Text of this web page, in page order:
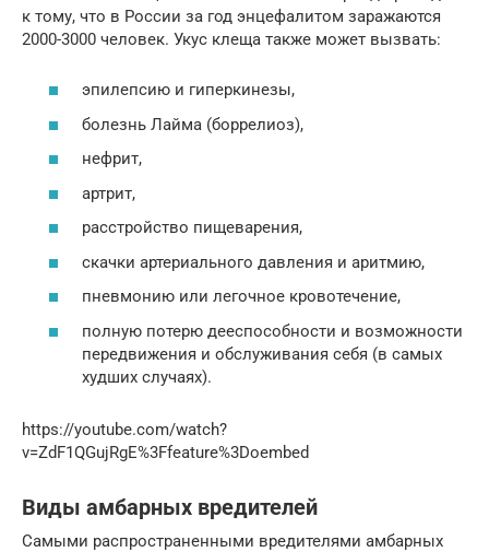
к тому, что в России за год энцефалитом заражаются
2000-3000 человек. Укус клеща также может вызвать:
эпилепсию и гиперкинезы,
болезнь Лайма (боррелиоз),
нефрит,
артрит,
расстройство пищеварения,
скачки артериального давления и аритмию,
пневмонию или легочное кровотечение,
полную потерю дееспособности и возможности
передвижения и обслуживания себя (в самых
худших случаях).
https://youtube.com/watch?
v=ZdF1QGujRgE%3Ffeature%3Doembed
Виды амбарных вредителей
Самыми распространенными вредителями амбарных